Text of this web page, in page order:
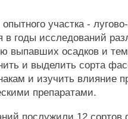
участка -
в годы исследований
выпавших осадков и
и выделить сорта
и изучить влияние
препаратами.
послужили 12